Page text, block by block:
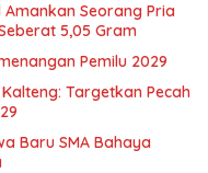
Seorang Pria
5,05 Gram
Pemilu 2029
Targetkan Pecah
Baru SMA Bahaya